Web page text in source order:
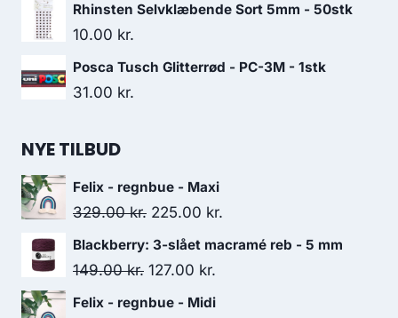
Rhinsten Selvklæbende Sort 5mm - 50stk
10.00 kr.
Posca Tusch Glitterrød - PC-3M - 1stk
31.00 kr.
NYE TILBUD
Felix - regnbue - Maxi
329.00kr. 225.00 kr.
Blackberry: 3-slået macramé reb - 5 mm
149.00kr. 127.00 kr.
Felix - regnbue - Midi